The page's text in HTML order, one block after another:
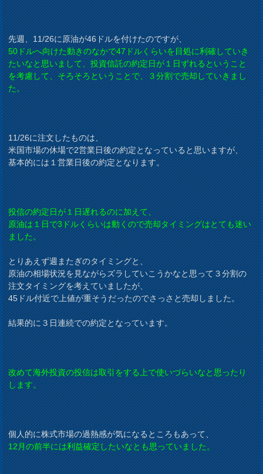
先週、11/26に原油が46ドルを付けたのですが、
50ドルへ向けた動きのなかで47ドルくらいを目処に利確していき
たいなと思いまして、投資信託の約定日が１日ずれるということ
を考慮して、そろそろということで、３分割で売却していきまし
た。
11/26に注文したものは、
米国市場の休場で2営業日後の約定となっていると思いますが、
基本的には１営業日後の約定となります。
投信の約定日が１日遅れるのに加えて、
原油は１日で3ドルくらいは動くので売却タイミングはとても迷い
ました。
とりあえず週またぎのタイミングと、
原油の相場状況を見ながらズラしていこうかなと思って３分割の
注文タイミングを考えていましたが、
45ドル付近で上値が重そうだったのでさっさと売却しました。
結果的に３日連続での約定となっています。
改めて海外投資の投信は取引をする上で使いづらいなと思ったり
します。
個人的に株式市場の過熱感が気になるところもあって、
12月の前半には利益確定したいなとも思っていました。